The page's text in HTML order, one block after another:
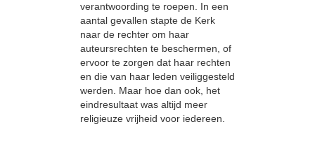
verantwoording te roepen. In een
aantal gevallen stapte de Kerk
naar de rechter om haar
auteursrechten te beschermen, of
ervoor te zorgen dat haar rechten
en die van haar leden veiliggesteld
werden. Maar hoe dan ook, het
eindresultaat was altijd meer
religieuze vrijheid voor iedereen.